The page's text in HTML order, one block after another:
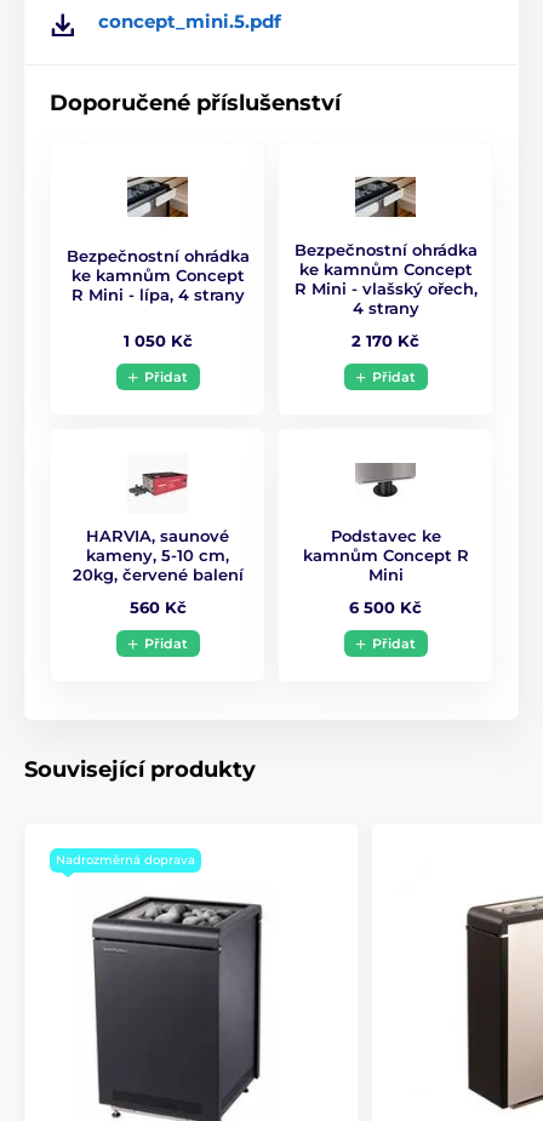
Ovládací jednotka
Hmotnost kamen
concept_mini.5.pdf
Doporučené příslušenství
Bezpečnostní ohrádka
ke kamnům Concept
R Mini - lípa, 4 strany
1 050 Kč
Přidat
Bezpečnostní ohrádka
ke kamnům Concept
R Mini - vlašský ořech,
4 strany
2 170 Kč
Přidat
HARVIA, saunové
kameny, 5-10 cm,
20kg, červené balení
560 Kč
Přidat
Podstavec ke
kamnům Concept R
Mini
6 500 Kč
Přidat
Související produkty
Nadrozměrná doprava